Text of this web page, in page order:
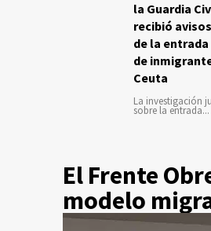
la Guardia
recibió
de la
de
Ceuta
La investigación
sobre la entrada...
El Frente
modelo